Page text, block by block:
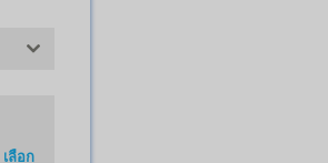
เลือก